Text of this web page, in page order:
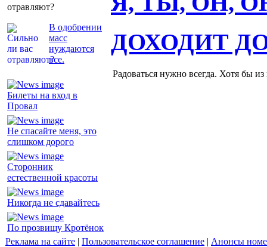
отравляют?
В одобрении
масс
нуждаются
все.
Билеты на вход в
Провал
Не спасайте меня, это
слишком дорого
Сторонник
естественной красоты
Никогда не сдавайтесь
По прозвищу Кротёнок
ДОХОДИТ
Радоваться нужно всегда. Хотя бы из
Реклама на сайте | Пользовательское соглашение | Анонсы